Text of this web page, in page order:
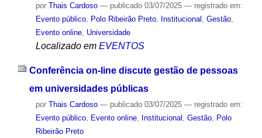
por Thais Cardoso — publicado03/07/2025 — registrado em:
Evento público, Polo Ribeirão Preto, Institucional Gestão,
Evento online, Universidade
Localizado em EVENTOS
Conferência on-line discute gestão de pessoas
em universidades públicas
por Thais Cardoso — publicado03/07/2025 — registrado em:
Evento público, Evento online, Institucional , Gestão, Polo
Ribeirão Preto